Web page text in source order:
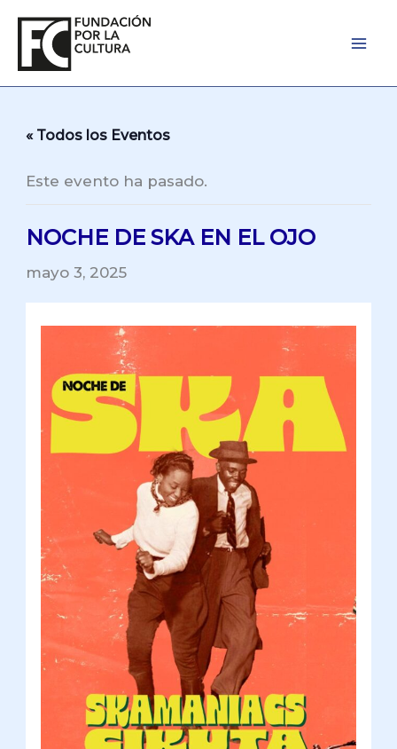
contenido
« Todos los Eventos
Este evento ha pasado.
NOCHE DE SKA EN EL OJO
mayo 3, 2025